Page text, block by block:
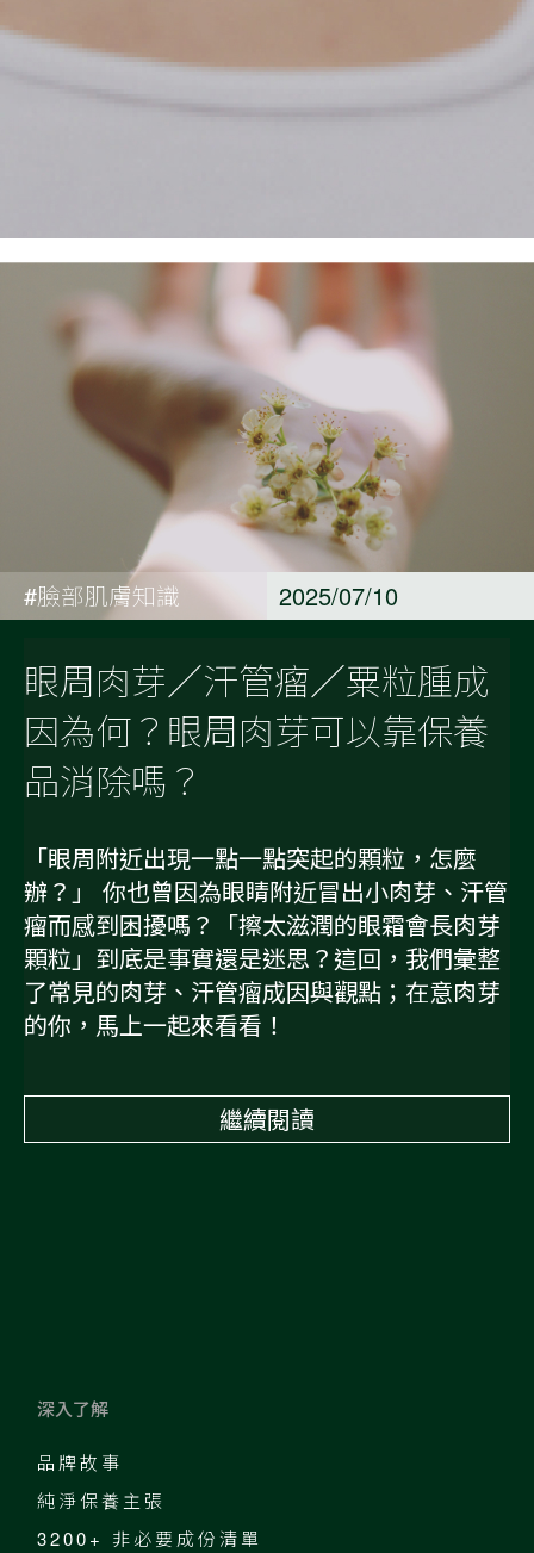
#臉部肌膚知識 2025/07/10
眼周肉芽／汗管瘤／粟粒腫成
因為何？眼周肉芽可以靠保養
品消除嗎？
「眼周附近出現一點一點突起的顆粒，怎麼
辦？」 你也曾因為眼睛附近冒出小肉芽、汗管
瘤而感到困擾嗎？「擦太滋潤的眼霜會長肉芽
顆粒」到底是事實還是迷思？這回，我們彙整
了常見的肉芽、汗管瘤成因與觀點；在意肉芽
的你，馬上一起來看看！
繼續閱讀
深入了解
品牌故事
純淨保養主張
3200+ 非必要成份清單